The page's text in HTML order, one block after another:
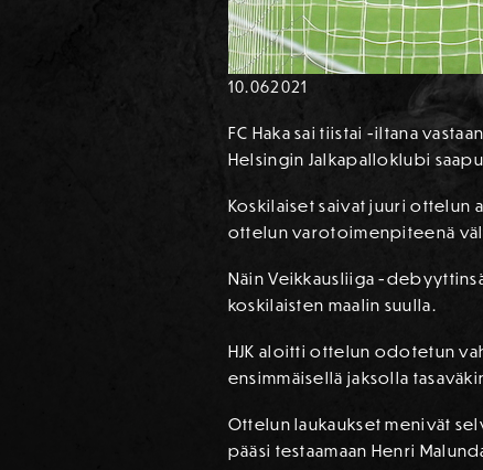
10.062021
FC Haka sai tiistai -iltana
Helsingin Jalkapalloklubi
Koskilaiset saivat juuri ottelun
ottelun varotoimenpiteenä
Näin Veikkausliiga -
koskilaisten maalin suulla.
HJK aloitti ottelun odotetun
ensimmäisellä jaksolla
Ottelun laukaukset menivät
pääsi testaamaan Henri